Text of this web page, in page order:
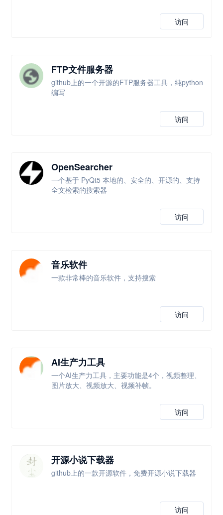
访问
FTP文件服务器
github上的一个开源的FTP服务器工具，纯python
编写
访问
OpenSearcher
一个基于 PyQt5 本地的、安全的、开源的、支持
全文检索的搜索器
访问
音乐软件
一款非常棒的音乐软件，支持搜索
访问
AI生产力工具
一个AI生产力工具，主要功能是4个，视频整理、
图片放大、视频放大、视频补帧。
访问
开源小说下载器
github上的一款开源软件，免费开源小说下载器
访问